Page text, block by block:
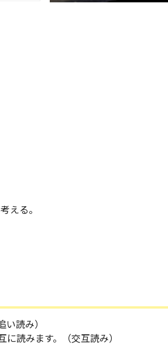
える。
読み）
読みます。（交互読み）